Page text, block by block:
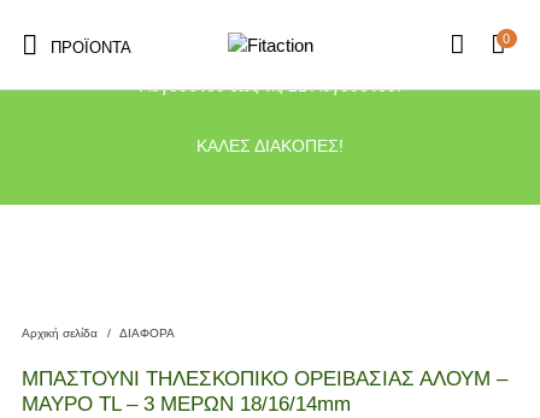
Το κατάστημα μας θα παραμείνει κλειστό λόγω διακοπών από τις 10
Αυγούστου έως τις 21 Αυγούστου.
ΚΑΛΕΣ ΔΙΑΚΟΠΕΣ!
ΠΡΟΪΌΝΤΑ
0
Αρχική σελίδα / ΔΙΑΦΟΡΑ
ΜΠΑΣΤΟΥΝΙ ΤΗΛΕΣΚΟΠΙΚΟ ΟΡΕΙΒΑΣΙΑΣ ΑΛΟΥΜ –
ΜΑΥΡΟ TL – 3 ΜΕΡΩΝ 18/16/14mm